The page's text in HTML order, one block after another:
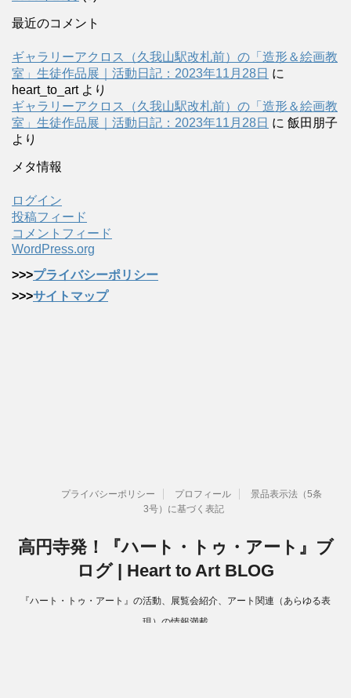
最近のコメント
ギャラリーアクロス（久我山駅改札前）の「造形＆絵画教
室」生徒作品展｜活動日記：2023年11月28日 に
heart_to_artより
ギャラリーアクロス（久我山駅改札前）の「造形＆絵画教
室」生徒作品展｜活動日記：2023年11月28日 に 飯田朋子
より
メタ情報
ログイン
投稿フィード
コメントフィード
WordPress.org
>>>プライバシーポリシー
>>>サイトマップ
プライバシーポリシー プロフィール
景品表示法（5条
3号）に基づく表記
高円寺発！『ハート・トゥ・アート』ブ
ログ | Heart to Art BLOG
『ハート・トゥ・アート』の活動、展覧会紹介、アート関連（あらゆる表
現）の情報満載